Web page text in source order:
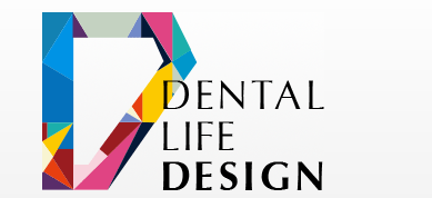
デンタルライフデザインをもっと便利にご利用い
メリット